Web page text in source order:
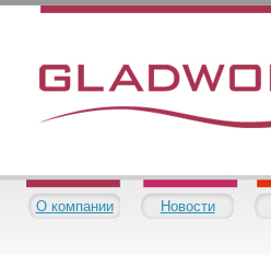
О компании Новости